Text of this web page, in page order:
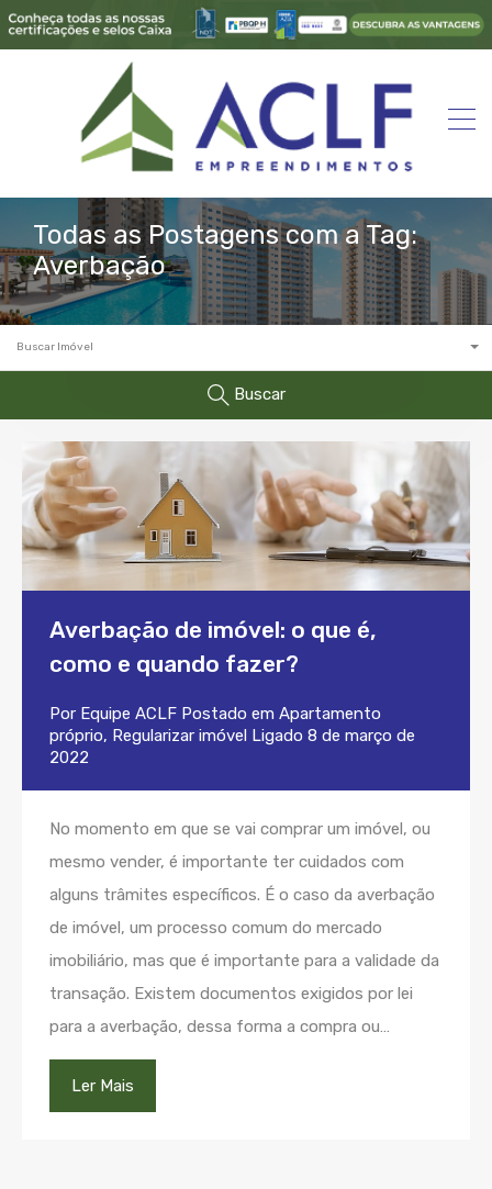
Todas as Postagens com a Tag:
Averbação
Buscar Imóvel
Buscar
Averbação de imóvel: o que é,
como e quando fazer?
Por Equipe ACLF Postado em Apartamento
próprio, Regularizar imóvel Ligado 8 de março de
2022
No momento em que se vai comprar um imóvel, ou
mesmo vender, é importante ter cuidados com
alguns trâmites específicos. É o caso da averbação
de imóvel, um processo comum do mercado
imobiliário, mas que é importante para a validade da
transação. Existem documentos exigidos por lei
para a averbação, dessa forma a compra ou…
Ler Mais